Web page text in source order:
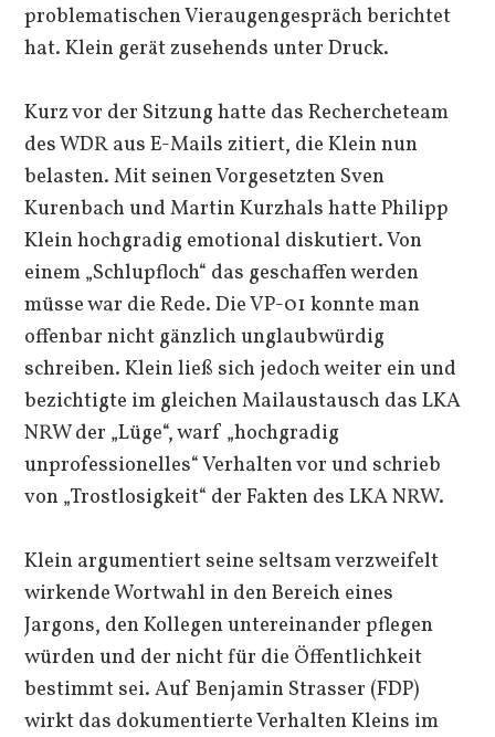
problematischen Vieraugengespräch berichtet
hat. Klein gerät zusehends unter Druck.
Kurz vor der Sitzung hatte das Rechercheteam
des WDR aus E-Mails zitiert, die Klein nun
belasten. Mit seinen Vorgesetzten Sven
Kurenbach und Martin Kurzhals hatte Philipp
Klein hochgradig emotional diskutiert. Von
einem „Schlupfloch“ das geschaffen werden
müsse war die Rede. Die VP-01 konnte man
offenbar nicht gänzlich unglaubwürdig
schreiben. Klein ließ sich jedoch weiter ein und
bezichtigte im gleichen Mailaustausch das LKA
NRW der „Lüge“, warf „hochgradig
unprofessionelles“ Verhalten vor und schrieb
von „Trostlosigkeit“ der Fakten des LKA NRW.
Klein argumentiert seine seltsam verzweifelt
wirkende Wortwahl in den Bereich eines
Jargons, den Kollegen untereinander pflegen
würden und der nicht für die Öffentlichkeit
bestimmt sei. Auf Benjamin Strasser (FDP)
wirkt das dokumentierte Verhalten Kleins im